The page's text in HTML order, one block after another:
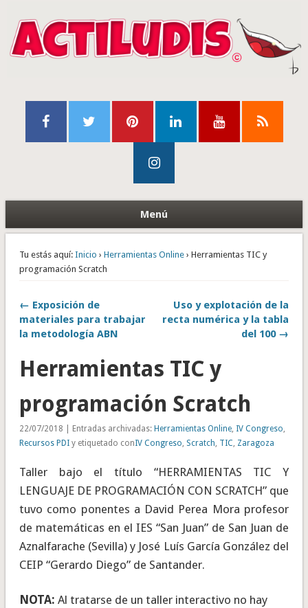
Menú
Tu estás aquí: Inicio › Herramientas Online› Herramientas TIC y
programación Scratch
← Exposición de
materiales para trabajar
la metodología ABN
Uso y explotación de la
recta numérica y la tabla
del 100 →
Herramientas TIC y
programación Scratch
22/07/2018 | Entradas archivadas: Herramientas Online, IV Congreso,
Recursos PDIy etiquetado conIV Congreso, Scratch, TIC, Zaragoza
Taller bajo el título “HERRAMIENTAS TIC Y
LENGUAJE DE PROGRAMACIÓN CON SCRATCH” que
tuvo como ponentes a David Perea Mora profesor
de matemáticas en el IES “San Juan” de San Juan de
Aznalfarache (Sevilla) y José Luís García González del
CEIP “Gerardo Diego” de Santander.
NOTA: Al tratarse de un taller interactivo no hay